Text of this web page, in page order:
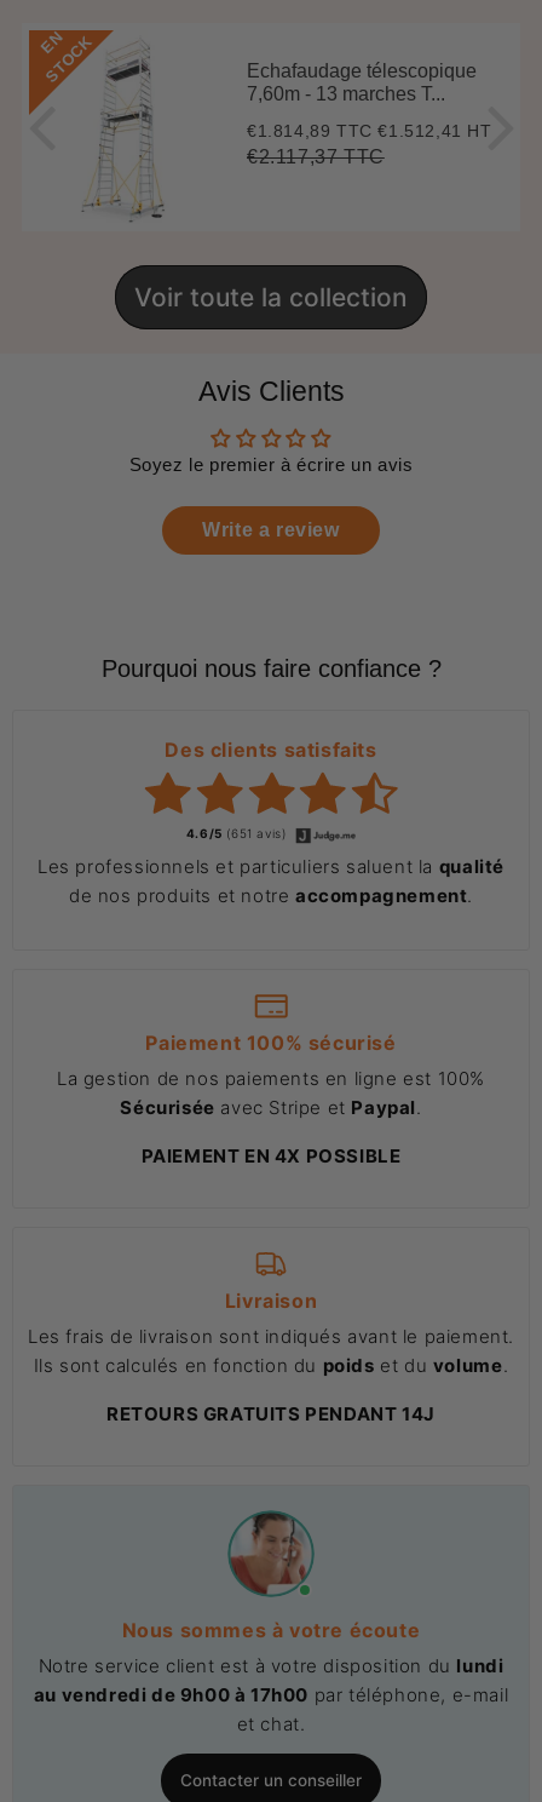
E
N
S
T
O
C
K
Echafaudage télescopique
7,60m - 13 marches T...
Prix
réduit
€1.814,89 TTC€1.814,89
€1.512,41 HT
Prix
€2.117,37 TTC€2.117,37
Voir toute la collection
Avis Clients
Soyez le premier à écrire un avis
Write a review
Pourquoi nous faire confiance ?
Des clients satisfaits
4.6/5 (651 avis)
Les professionnels et particuliers saluent la qualité
de nos produits et notre accompagnement
Paiement 100% sécurisé
La gestion de nos paiements en ligne est 100%
Sécurisée avec Stripe et Paypal
PAIEMENT EN 4X POSSIBLE
Livraison
Les frais de livraison sont indiqués avant le paiement.
Ils sont calculés en fonction du poids et du volume
RETOURS GRATUITS PENDANT 14J
Nous sommes à votre écoute
Notre service client est à votre disposition du lundi
au vendredi de 9h00 à 17h00 par téléphone, e-mail
et chat.
Contacter un conseiller